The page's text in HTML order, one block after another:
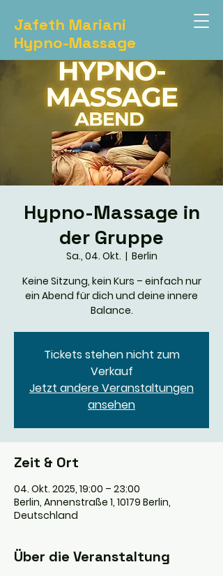
Jafeth Mariani
Hypno-Massage
Hypno-Massage in
der Gruppe
Sa., 04. Okt.
  |
Berlin
Keine Sitzung, kein Kurs – einfach nur
ein Abend für dich und deine innere
Tickets stehen nicht zum
Verkauf
Jetzt andere Veranstaltungen
ansehen
Zeit & Ort
04. Okt. 2025, 19:00 – 23:00
Berlin, Annenstraße 1, 10179 Berlin,
Deutschland
Über die Veranstaltung